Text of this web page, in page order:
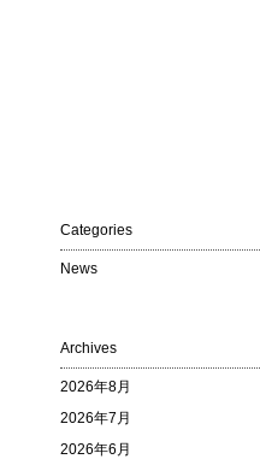
Categories
News
Archives
2026年8月
2026年7月
2026年6月